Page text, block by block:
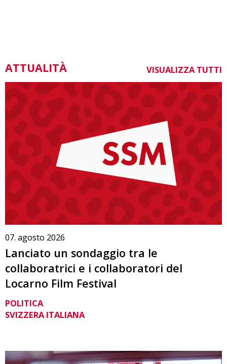
ATTUALITÀ VISUALIZZA TUTTI
07. agosto 2026
Lanciato un sondaggio tra le
collaboratrici e i collaboratori del
Locarno Film Festival
POLITICA
SVIZZERA ITALIANA